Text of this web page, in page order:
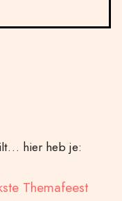
hier heb je:
Themafeest